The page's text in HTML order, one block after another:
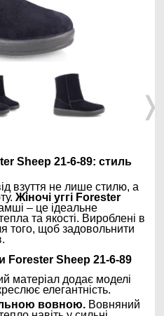
❭
Sheep 21-6-89: стиль
взуття не лише стилю, а
Жіночі уггі Forester
– це ідеальне
та якості. Вироблені в
того, щоб задовольнити
Forester Sheep 21-6-89
матеріал додає моделі
елегантність.
вовною. Вовняний